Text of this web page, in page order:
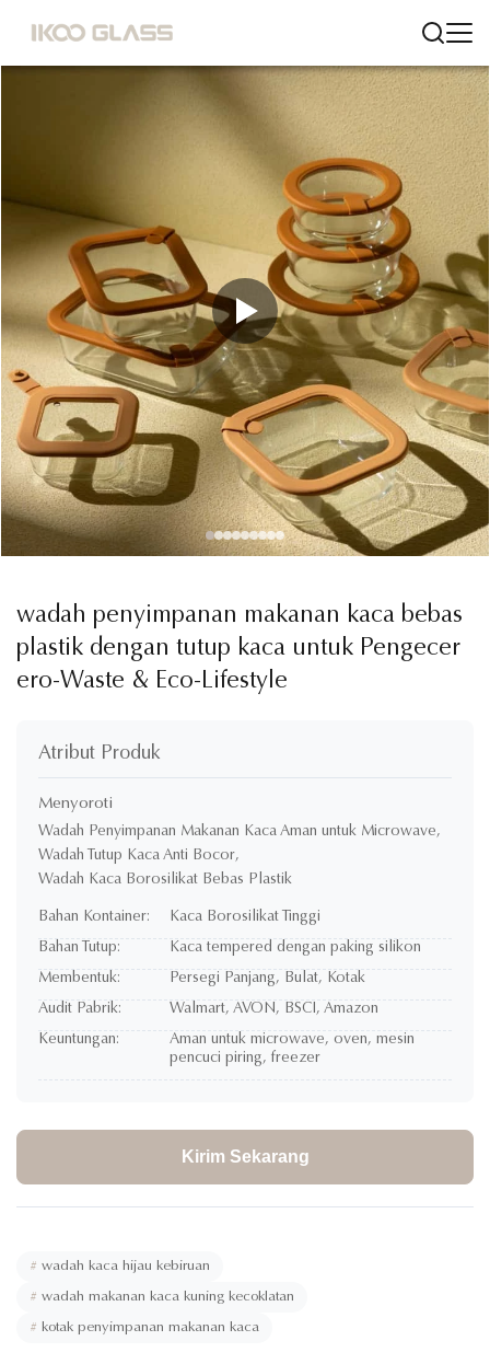
wadah penyimpanan makanan kaca bebas
plastik dengan tutup kaca untuk Pengecer
ero-Waste & Eco-Lifestyle
Atribut Produk
Menyoroti
Wadah Penyimpanan Makanan Kaca Aman untuk Microwave,
Wadah Tutup Kaca Anti Bocor,
Wadah Kaca Borosilikat Bebas Plastik
Bahan Kontainer:
Kaca Borosilikat Tinggi
Bahan Tutup:
Kaca tempered dengan paking silikon
Membentuk:
Persegi Panjang, Bulat, Kotak
Audit Pabrik:
Walmart, AVON, BSCI, Amazon
Keuntungan:
Aman untuk microwave, oven, mesin
pencuci piring, freezer
Kirim Sekarang
# wadah kaca hijau kebiruan
# wadah makanan kaca kuning kecoklatan
# kotak penyimpanan makanan kaca